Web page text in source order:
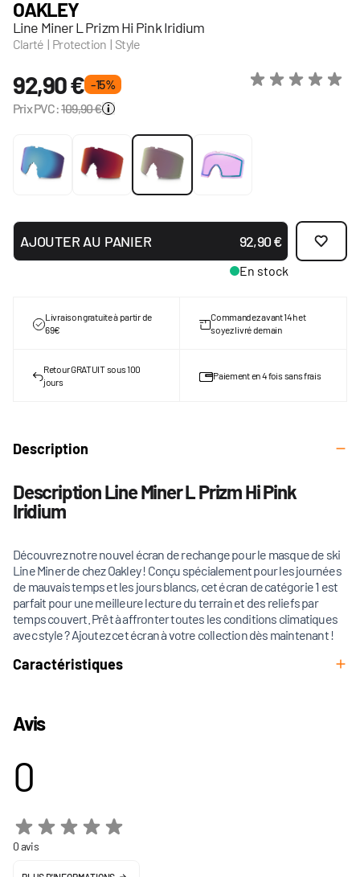
OAKLEY
Line Miner L Prizm Hi Pink Iridium
Clarté | Protection | Style
92,90 € - 15 %
Prix PVC:109,90 €
AJOUTER AU PANIER 92,90 €
En stock
Livraison gratuite à partir de
69€
Commandez avant 14h et
soyez livré demain
Retour GRATUIT sous 100
jours
Paiement en 4 fois sans frais
Description
Description Line Miner L Prizm Hi Pink
Iridium
Découvrez notre nouvel écran de rechange pour le masque de ski
Line Miner de chez Oakley ! Conçu spécialement pour les journées
de mauvais temps et les jours blancs, cet écran de catégorie 1 est
parfait pour une meilleure lecture du terrain et des reliefs par
temps couvert. Prêt à affronter toutes les conditions climatiques
avec style ? Ajoutez cet écran à votre collection dès maintenant !
Caractéristiques
Avis
0
0 avis